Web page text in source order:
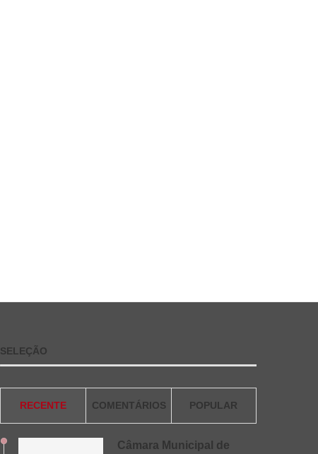
SELEÇÃO
RECENTE COMENTÁRIOS POPULAR
Câmara Municipal de